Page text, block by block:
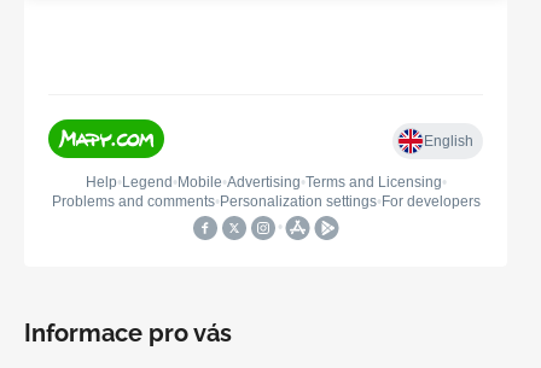
Informace pro vás